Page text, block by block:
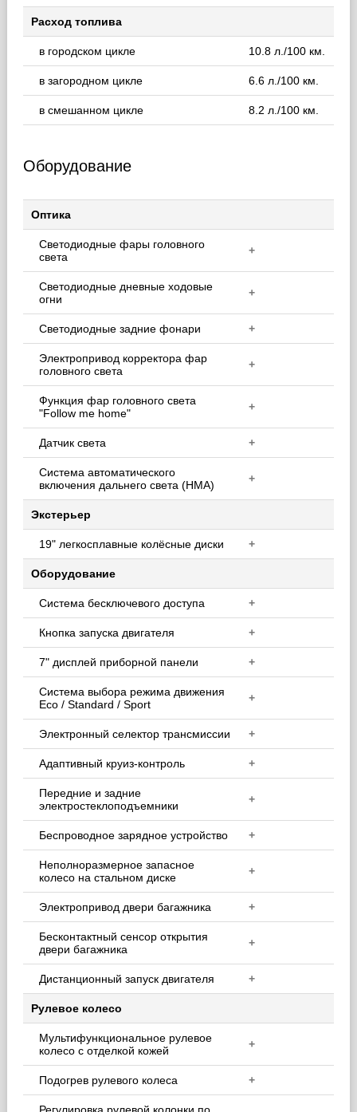
Расход топлива
в городском цикле 10.8 л./100 км.
в загородном цикле 6.6 л./100 км.
в смешанном цикле 8.2 л./100 км.
Оборудование
Оптика
Светодиодные фары головного
света
+
Светодиодные дневные ходовые
огни
+
Светодиодные задние фонари +
Электропривод корректора фар
головного света
+
Функция фар головного света
"Follow me home"
+
Датчик света +
Система автоматического
включения дальнего света (HMA)
+
Экстерьер
19" легкосплавные колёсные диски +
Оборудование
Система бесключевого доступа +
Кнопка запуска двигателя +
7" дисплей приборной панели +
Система выбора режима движения
Eco / Standard / Sport
+
Электронный селектор трансмиссии +
Адаптивный круиз-контроль +
Передние и задние
электростеклоподъемники
+
Беспроводное зарядное устройство +
Неполноразмерное запасное
колесо на стальном диске
+
Электропривод двери багажника +
Бесконтактный сенсор открытия
двери багажника
+
Дистанционный запуск двигателя +
Рулевое колесо
Мультифункциональное рулевое
колесо с отделкой кожей
+
Подогрев рулевого колеса +